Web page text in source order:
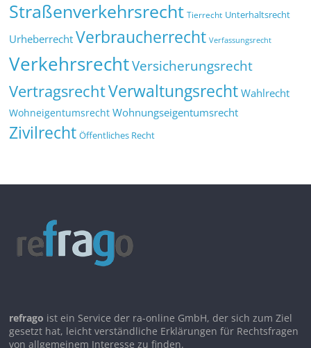
Straßenverkehrsrecht Tierrecht Unterhaltsrecht
Urheberrecht Verbraucherrecht Verfassungsrecht
VerkehrsrechtVersicherungsrecht
VertragsrechtVerwaltungsrecht Wahlrecht
Wohneigentumsrecht Wohnungseigentumsrecht
Zivilrecht Öffentliches Recht
refrago ist ein Service der ra-online GmbH, der sich zum Ziel
gesetzt hat, leicht verständliche Erklärungen für Rechtsfragen
von allgemeinem Interesse zu finden.